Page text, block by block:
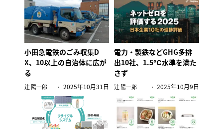
小田急電鉄のごみ収集D
X、10以上の自治体に広が
る
辻 陽一郎 2025年10月31日
電力・製鉄などGHG多排
出10社、1.5℃水準を満た
さず
辻 陽一郎 2025年10月9日